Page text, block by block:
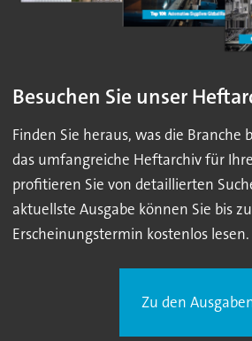
Besuchen Sie unser
Finden Sie heraus, was die Branche
das umfangreiche Heftarchiv für
profitieren Sie von detaillierten
aktuellste Ausgabe können Sie bis
Erscheinungstermin kostenlos lesen.
Zu den